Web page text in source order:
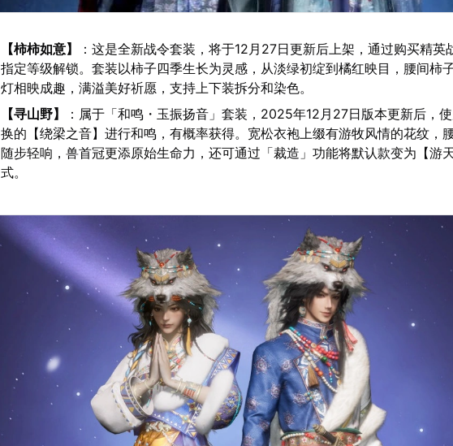
【柿柿如意】
：这是全新战令套装，将于12月27日更新后上架，通过购买精英
指定等级解锁。套装以柿子四季生长为灵感，从淡绿初绽到橘红映目，腰间柿
灯相映成趣，满溢美好祈愿，支持上下装拆分和染色。
【寻山野】
：属于「和鸣・玉振扬音」套装，2025年12月27日版本更新后，
换的【绕梁之音】进行和鸣，有概率获得。宽松衣袍上缀有游牧风情的花纹，
随步轻响，兽首冠更添原始生命力，还可通过「裁造」功能将默认款变为【游
式。